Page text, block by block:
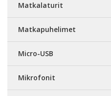
Matkalaturit
Matkapuhelimet
Micro-USB
Mikrofonit